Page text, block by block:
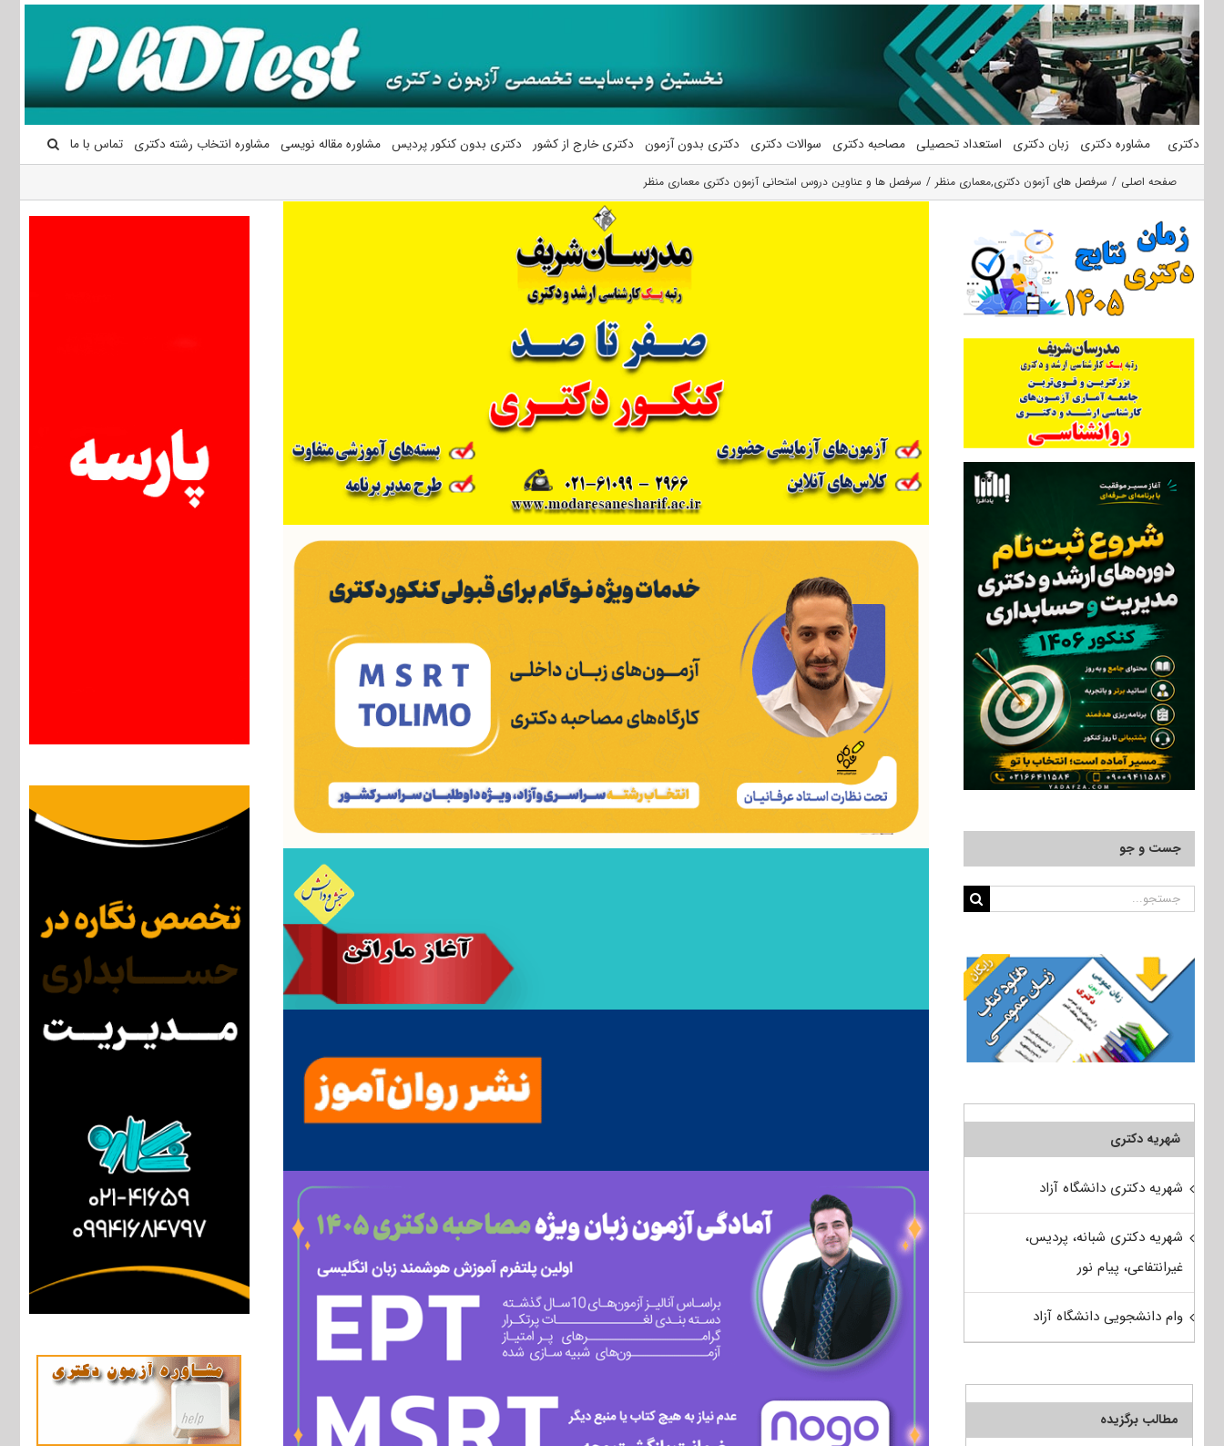
محتوا
دکتری مشاوره دکتری زبان دکتری استعداد تحصیلی مصاحبه دکتری سوالات دکتری دکتری بدون آزمون دکتری خارج از کشور دکتری بدون کنکور پردیس مشاوره مقاله نویسی مشاوره انتخاب رشته دکتری تماس با ما
صفحه اصلی سرفصل های آزمون دکتری,معماری منظر سرفصل ها و عناوین دروس امتحانی آزمون دکتری معماری منظر
جست و جو
جستجو
شهریه دکتری
شهریه دکتری دانشگاه آزاد
شهریه دکتری شبانه، پردیس،
غیرانتفاعی، پیام نور
وام دانشجویی دانشگاه آزاد
مطالب برگزیده